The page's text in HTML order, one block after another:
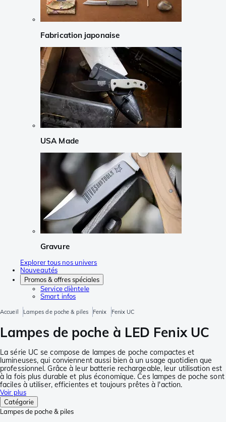
Fabrication japonaise
USA Made
Gravure
Explorer tous nos univers
Nouveautés
Promos & offres spéciales
Service clièntele
Smart infos
Accueil Lampes de poche & piles Fenix Fenix UC
Lampes de poche à LED Fenix UC
La série UC se compose de lampes de poche compactes et
lumineuses, qui conviennent aussi bien à un usage quotidien que
professionnel. Grâce à leur batterie rechargeable, leur utilisation est
à la fois plus durable et plus économique. Ces lampes de poche sont
faciles à utiliser, efficientes et toujours prêtes à l'action.
Voir plus
Catégorie
Lampes de poche & piles